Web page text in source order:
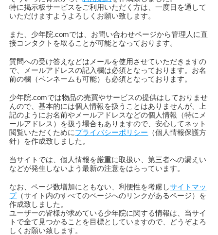
特に掲示板サービスをご利用いただく方は、一度目を通して
いただけますようよろしくお願い致します。
また、少年院.comでは、お問い合わせページから管理人に直
接コンタクトを取ることが可能となっております。
質問への受け答えなどはメールを使用させていただきますの
で、メールアドレスの記入欄は必須となっております。お名
前の欄（ペンネームも可能）も必須となっております。
少年院.comでは物品の売買やサービスの提供はしておりませ
んので、基本的には個人情報を扱うことはありませんが、上
記のようにお名前やメールアドレスなどの個人情報（特にメ
ールアドレス）を扱う場合もありますので、安心してネット
閲覧いただくためにプライバシーポリシー （個人情報保護方
針）を作成致しました。
当サイトでは、個人情報を厳重に取扱い、第三者への漏えい
などが発生しないよう最新の注意をはらっています。
なお、ページ数増加にともない、利便性を考慮しサイトマッ
プ（サイト内のすべてのページへのリンクがあるページ）を
作成致しました。
ユーザーの皆様が求めている少年院に関する情報は、当サイ
トで全て見つかることを目標としていますので、どうぞよろ
しくお願い致します。